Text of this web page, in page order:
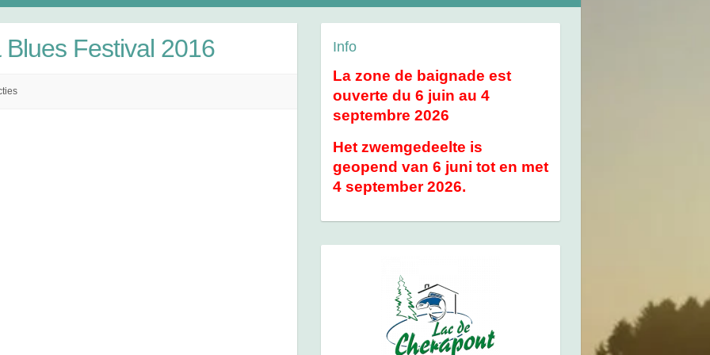
Festival 2016 Info
La zone de baignade est
ouverte du 6 juin au 4
septembre 2026
Het zwemgedeelte is
geopend van 6 juni tot en met
4 september 2026.